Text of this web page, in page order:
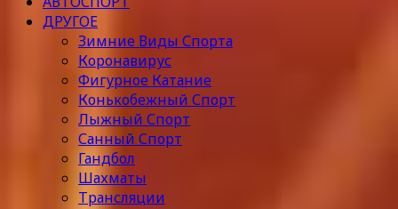
ДРУГОЕ
Зимние Виды Спорта
Коронавирус
Фигурное Катание
Конькобежный Спорт
Лыжный Спорт
Санный Спорт
Гандбол
Шахматы
Трансляции